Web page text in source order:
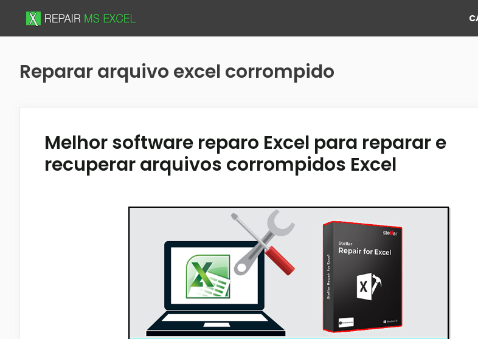
Reparar arquivo excel corrompido
Melhor software reparo Excel para reparar e
recuperar arquivos corrompidos Excel